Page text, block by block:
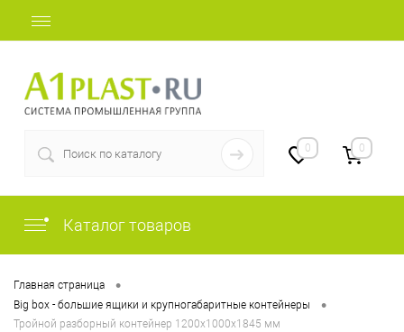
0 0
Каталог товаров
Главная страница •
Big box - большие ящики и крупногабаритные контейнеры •
Тройной разборный контейнер 1200х1000х1845 мм